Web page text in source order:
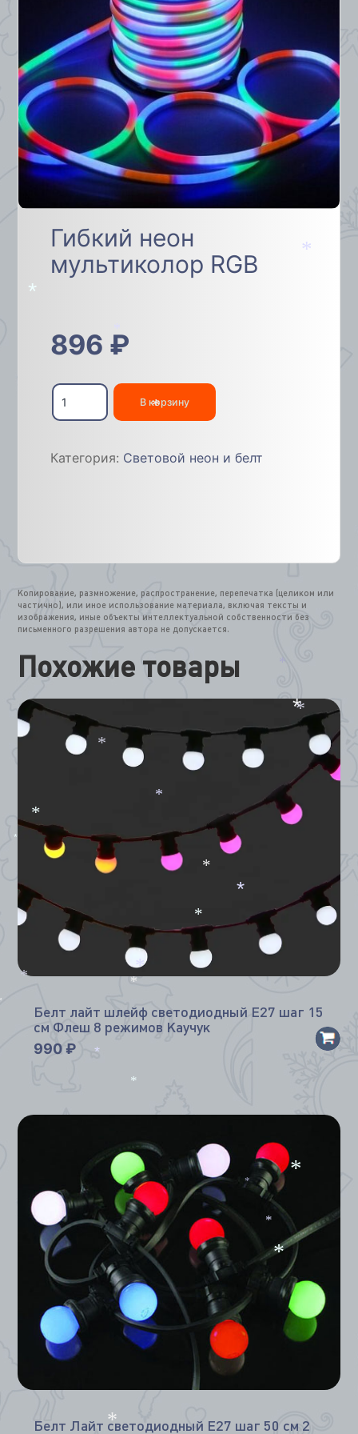
Гибкий неон
мультиколор RGB
896 ₽
Количество
товара
Гибкий
RGB
В корзину
Категория: Световой неон и белт
Копирование, размножение, распространение, перепечатка (целиком или
частично), или иное использование материала, включая тексты и
изображения, иные объекты интеллектуальной собственности без
письменного разрешения автора не допускается.
Похожие товары
Белт лайт шлейф светодиодный Е27 шаг 15
см Флеш 8 режимов Каучук
990 ₽
Белт Лайт светодиодный Е27 шаг 50 см 2
*
*
*
*
*
*
*
*
*